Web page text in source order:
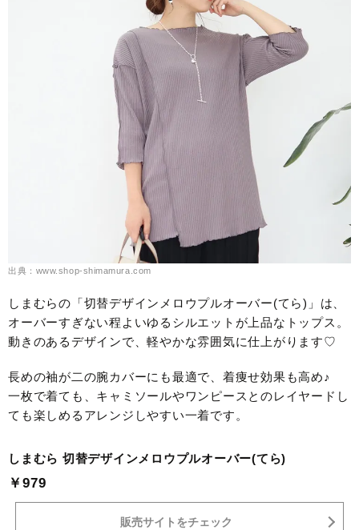
出典：www.shop-shimamura.com
しまむらの「切替デザインメロウプルオーバー(てら)」は、
オーバーすぎない程よいゆるシルエットが上品なトップス。
動きのあるデザインで、軽やかな雰囲気に仕上がります♡
長めの袖が二の腕カバーにも最適で、着痩せ効果も高め♪
一枚で着ても、キャミソールやワンピースとのレイヤードし
ても楽しめるアレンジしやすい一着です。
しまむら 切替デザインメロウプルオーバー(てら)
￥979
販売サイトをチェック